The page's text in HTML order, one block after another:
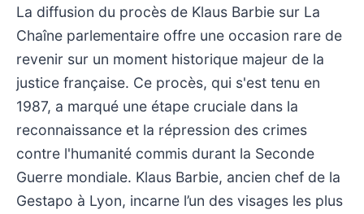
La diffusion du procès de Klaus Barbie sur La
Chaîne parlementaire offre une occasion rare de
revenir sur un moment historique majeur de la
justice française. Ce procès, qui s'est tenu en
1987, a marqué une étape cruciale dans la
reconnaissance et la répression des crimes
contre l'humanité commis durant la Seconde
Guerre mondiale. Klaus Barbie, ancien chef de la
Gestapo à Lyon, incarne l’un des visages les plus